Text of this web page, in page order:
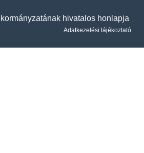
hivatalos honlapja
Adatkezelési tájékoztató